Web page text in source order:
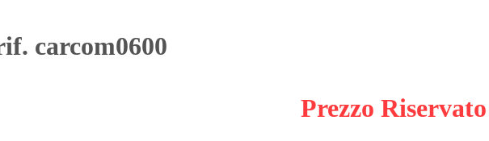
carcom0600
Prezzo Riservato